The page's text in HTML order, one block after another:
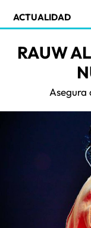
ACTUALIDAD
RAUW
Asegura